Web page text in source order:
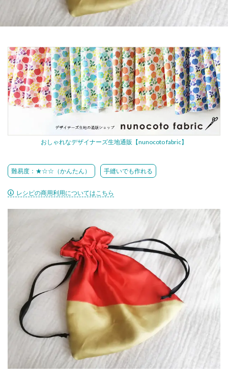
おしゃれなデザイナーズ生地通販【nunocoto fabric】
難易度：★☆☆（かんたん） 手縫いでも作れる
レシピの商用利用についてはこちら